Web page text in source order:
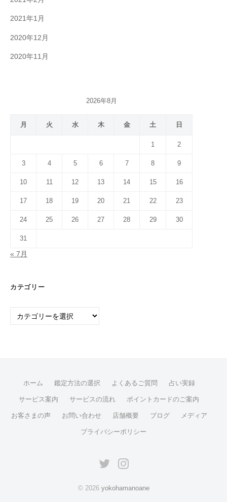
2021年1月
2020年12月
2020年11月
2026年8月
月 火 水 木 金 土 日
1 2
3 4 5 6 7 8 9
10 11 12 13 14 15 16
17 18 19 20 21 22 23
24 25 26 27 28 29 30
31
« 7月
カテゴリー
カ
ホーム 鑑定方法の選択 よくあるご質問 占い実録
サービス案内 サービスの流れ ポイントカードのご案内
お客さまの声 お問い合わせ 店舗概要 ブログ メディア
プライバシーポリシー
twitterinstagram
© 2026 yokohamanoane